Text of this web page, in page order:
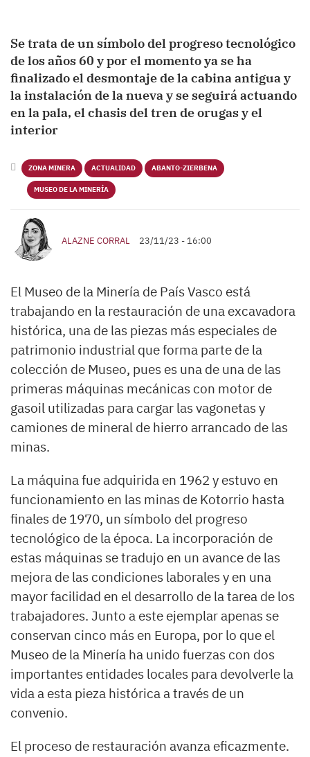
Se trata de un símbolo del progreso tecnológico
de los años 60 y por el momento ya se ha
finalizado el desmontaje de la cabina antigua y
la instalación de la nueva y se seguirá actuando
en la pala, el chasis del tren de orugas y el
interior
ZONA MINERA ACTUALIDAD ABANTO-ZIERBENA
MUSEO DE LA MINERÍA
ALAZNE CORRAL 23/11/23 - 16:00
El Museo de la Minería de País Vasco está
trabajando en la restauración de una excavadora
histórica, una de las piezas más especiales de
patrimonio industrial que forma parte de la
colección de Museo, pues es una de una de las
primeras máquinas mecánicas con motor de
gasoil utilizadas para cargar las vagonetas y
camiones de mineral de hierro arrancado de las
minas.
La máquina fue adquirida en 1962 y estuvo en
funcionamiento en las minas de Kotorrio hasta
finales de 1970, un símbolo del progreso
tecnológico de la época. La incorporación de
estas máquinas se tradujo en un avance de las
mejora de las condiciones laborales y en una
mayor facilidad en el desarrollo de la tarea de los
trabajadores. Junto a este ejemplar apenas se
conservan cinco más en Europa, por lo que el
Museo de la Minería ha unido fuerzas con dos
importantes entidades locales para devolverle la
vida a esta pieza histórica a través de un
convenio.
El proceso de restauración avanza eficazmente.